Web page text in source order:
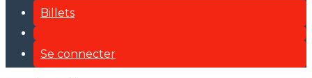
Billets
Se connecter